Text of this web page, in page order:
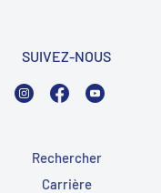
SUIVEZ-NOUS
InstagramFacebook
Rechercher
Carrière